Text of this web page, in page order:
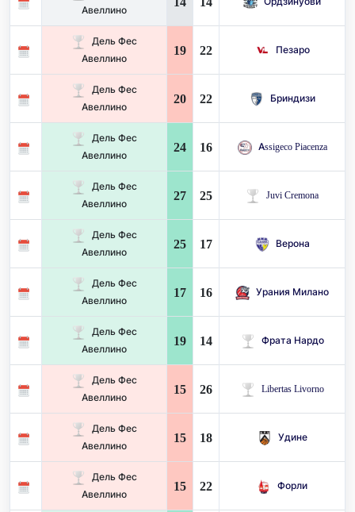
Авеллино
Дель Фес
Авеллино
19 22 Пезаро
Дель Фес
Авеллино
20 22 Бриндизи
Дель Фес
Авеллино
24 16 Assigeco Piacenza
Дель Фес
Авеллино
27 25 Juvi Cremona
Дель Фес
Авеллино
25 17 Верона
Дель Фес
Авеллино
17 16 Урания Милано
Дель Фес
Авеллино
19 14 Фрата Нардо
Дель Фес
Авеллино
15 26 Libertas Livorno
Дель Фес
Авеллино
15 18 Удине
Дель Фес
Авеллино
15 22 Форли